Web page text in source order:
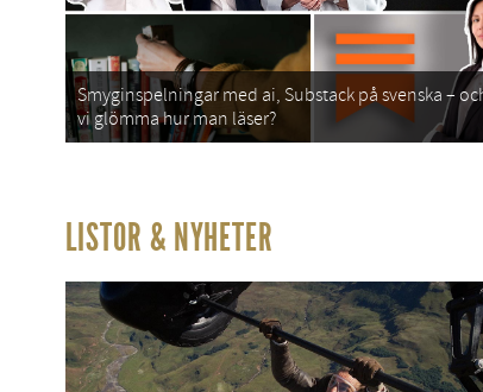
Smyginspelningar med ai, Substack på svenska –
vi glömma hur man läser?
LISTOR & NYHETER